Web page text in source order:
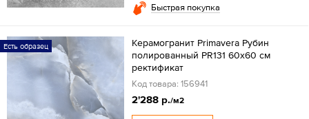
Быстрая покупка
Есть образец
Керамогранит Primavera Рубин
полированный PR131 60x60 см
ректификат
Код товара: 156941
2'288 р./м2